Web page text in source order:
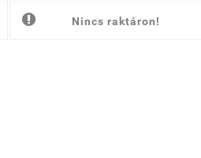
Nincs raktáron!